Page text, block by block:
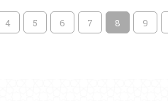
4 5 6 7 8 9